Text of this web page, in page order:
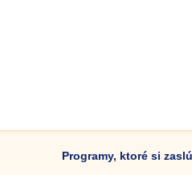
Programy, ktoré si